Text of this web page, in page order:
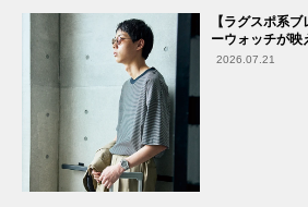
【ラグスポ系
ーウォッチが映
2026.07.21